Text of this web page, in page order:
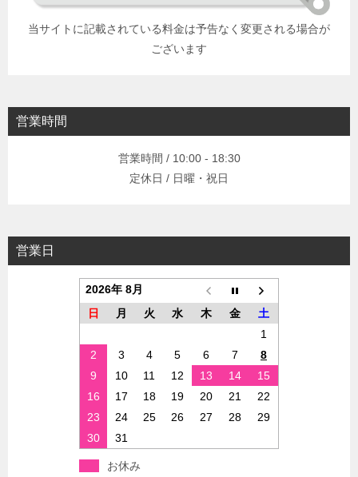
当サイトに記載されている料金は予告なく変更される場合が
ございます
営業時間
営業時間 / 10:00 - 18:30
定休日 / 日曜・祝日
営業日
2026年 8月
日
月 火 水 木 金
土
1
2
3 4 5 6 7
8
9
10 11 12 13 14
15
16
17 18 19 20 21
22
23
24 25 26 27 28
29
30
31
お休み